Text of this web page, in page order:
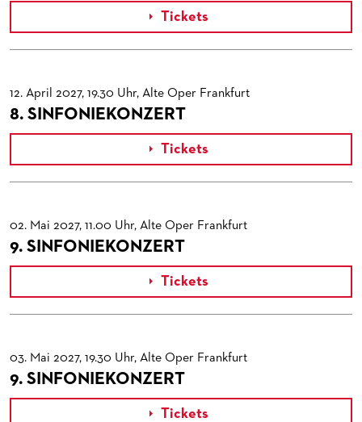
 Tickets
12. April 2027, 19.30 Uhr, Alte Oper Frankfurt
8. SINFONIEKONZERT
 Tickets
02. Mai 2027, 11.00 Uhr, Alte Oper Frankfurt
9. SINFONIEKONZERT
 Tickets
03. Mai 2027, 19.30 Uhr, Alte Oper Frankfurt
9. SINFONIEKONZERT
 Tickets